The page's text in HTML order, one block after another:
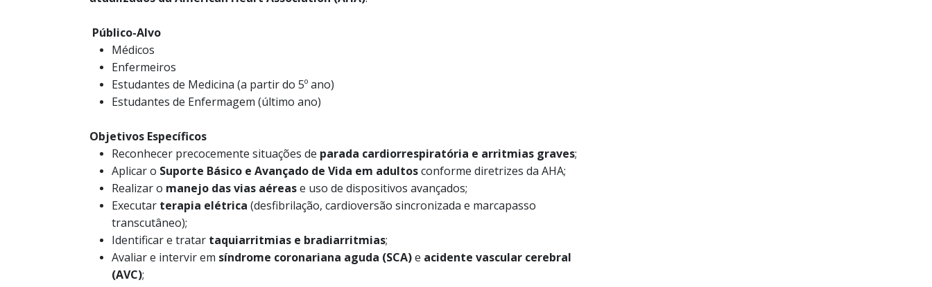
Público-Alvo
Médicos
Enfermeiros
Estudantes de Medicina (a partir do 5º ano)
Estudantes de Enfermagem (último ano)
Objetivos Específicos
Reconhecer precocemente situações de parada cardiorrespiratória e arritmias graves;
Aplicar o Suporte Básico e Avançado de Vida em adultosconforme diretrizes da AHA;
Realizar o manejo das vias aérease uso de dispositivos avançados;
Executar terapia elétrica (desfibrilação, cardioversão sincronizada e marcapasso
transcutâneo);
Identificar e tratar taquiarritmias e bradiarritmias;
Avaliar e intervir em síndrome coronariana aguda (SCA)e acidente vascular cerebral
(AVC);